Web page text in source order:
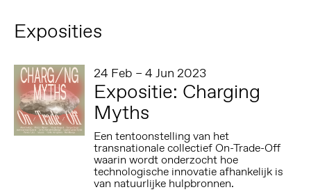
Exposities
24 Feb – 4 Jun 2023
Expositie: Charging
Myths
Een tentoonstelling van het
transnationale collectief On-Trade-Off
waarin wordt onderzocht hoe
technologische innovatie afhankelijk is
van natuurlijke hulpbronnen.